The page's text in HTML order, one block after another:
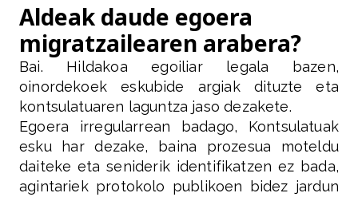
Aldeak daude egoera
migratzailearen arabera?
Bai. Hildakoa egoiliar legala bazen,
oinordekoek eskubide argiak dituzte eta
kontsulatuaren laguntza jaso dezakete.
Egoera irregularrean badago, Kontsulatuak
esku har dezake, baina prozesua moteldu
daiteke eta seniderik identifikatzen ez bada,
agintariek protokolo publikoen bidez jardun